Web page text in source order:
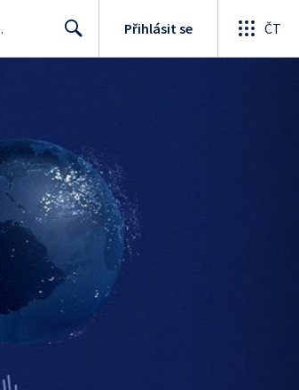
Přihlásit se ČT